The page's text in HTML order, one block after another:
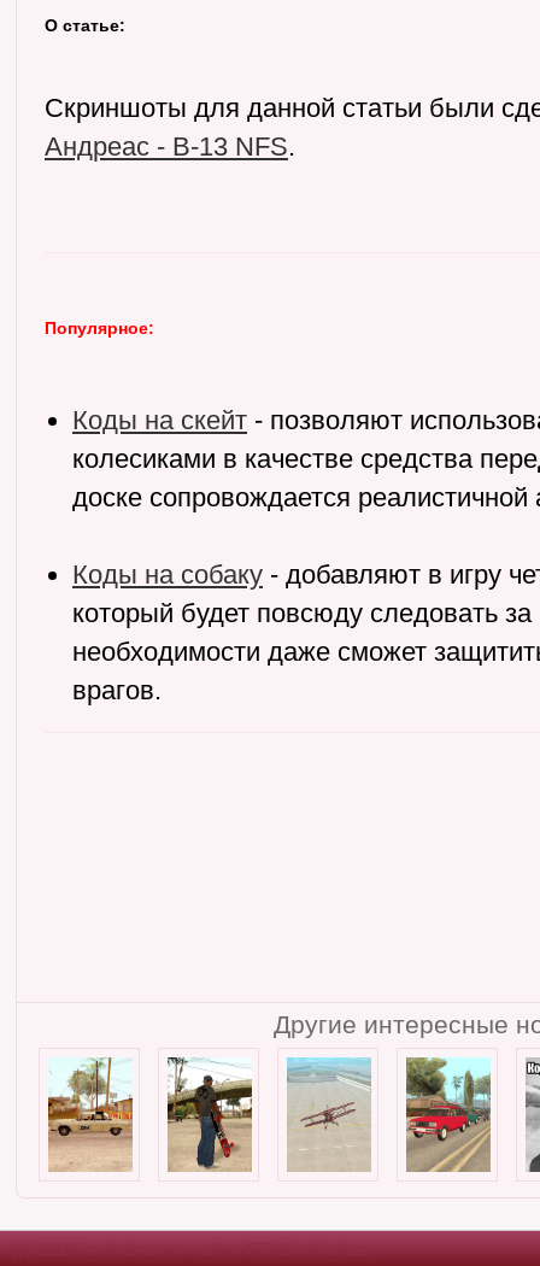
О статье:
Скриншоты для данной статьи были
Андреас - B-13 NFS.
Популярное:
Коды на скейт - позволяют
колесиками в качестве средства
доске сопровождается
Коды на собаку - добавляют в игру
который будет повсюду следовать
необходимости даже сможет
врагов.
Другие интересные